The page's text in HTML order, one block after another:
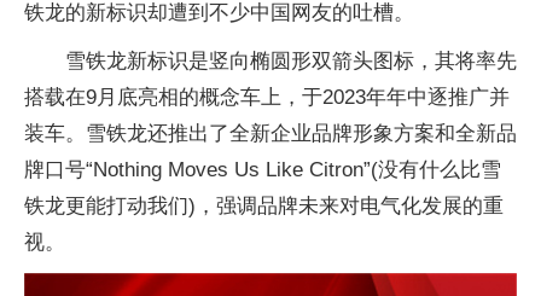
铁龙的新标识却遭到不少中国网友的吐槽。
雪铁龙新标识是竖向椭圆形双箭头图标，其将率先
搭载在9月底亮相的概念车上，于2023年年中逐推广并
装车。雪铁龙还推出了全新企业品牌形象方案和全新品
牌口号“Nothing Moves Us Like Citron”(没有什么比雪
铁龙更能打动我们)，强调品牌未来对电气化发展的重
视。